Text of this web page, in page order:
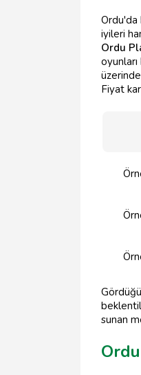
Ordu'da
iyileri
Ordu
oyunları
Fiyat
sunan